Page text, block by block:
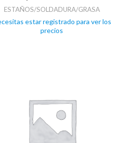
ESTAÑOS/SOLDADURA/GRASA
estar registrado para ver los
precios